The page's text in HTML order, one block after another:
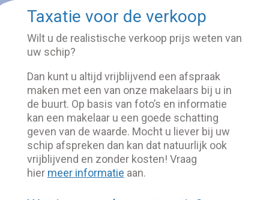
Taxatie voor de verkoop
Wilt u de realistische verkoop prijs weten van
uw schip?
Dan kunt u altijd vrijblijvend een afspraak
maken met een van onze makelaars bij u in
de buurt. Op basis van foto’s en informatie
kan een makelaar u een goede schatting
geven van de waarde. Mocht u liever bij uw
schip afspreken dan kan dat natuurlijk ook
vrijblijvend en zonder kosten! Vraag
hier meer informatie aan.